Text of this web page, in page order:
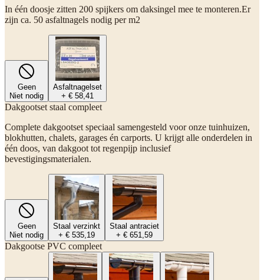
In één doosje zitten 200 spijkers om daksingel mee te monteren.Er
zijn ca. 50 asfaltnagels nodig per m2
Geen
Niet nodig
Asfaltnagelset
+ € 58,41
Dakgootset staal compleet
Complete dakgootset speciaal samengesteld voor onze tuinhuizen,
blokhutten, chalets, garages én carports. U krijgt alle onderdelen in
één doos, van dakgoot tot regenpijp inclusief
bevestigingsmaterialen.
Geen
Niet nodig
Staal verzinkt
+ € 535,19
Staal antraciet
+ € 651,59
Dakgootse PVC compleet